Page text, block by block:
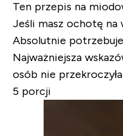
Ten przepis na
Jeśli masz ochotę na
Absolutnie
Najważniejsza
osób nie
5 porcji